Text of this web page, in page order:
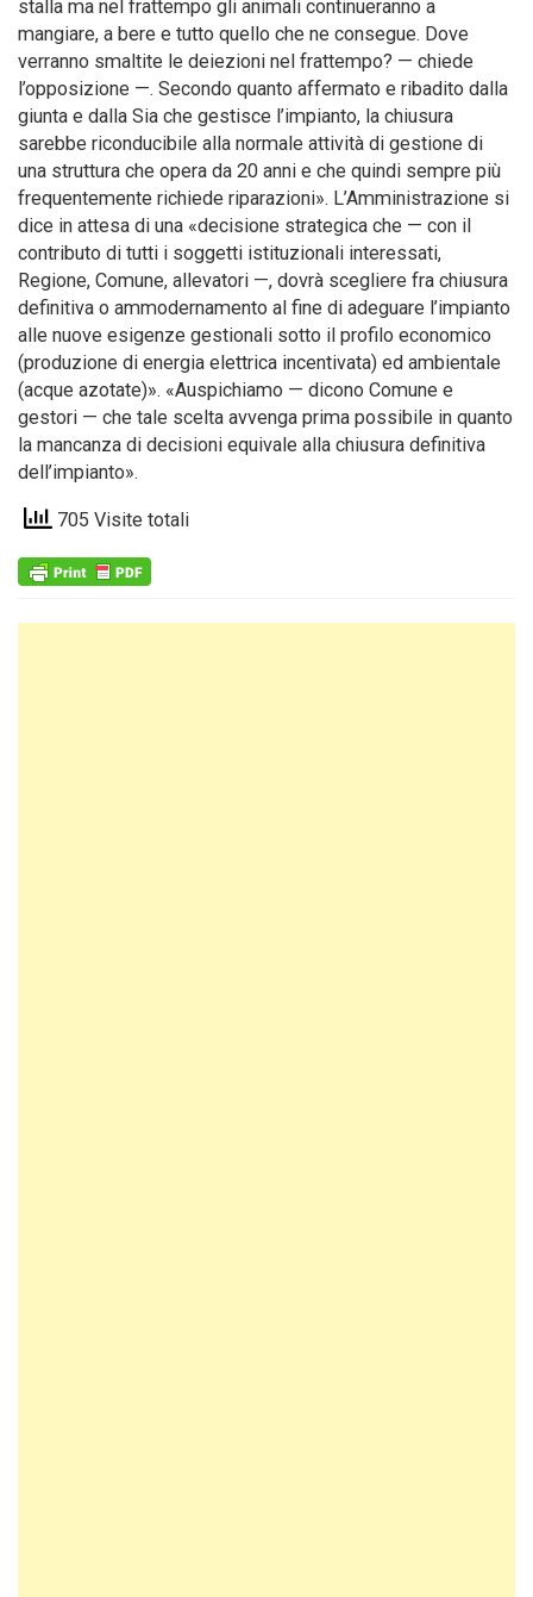
stalla ma nel frattempo gli animali continueranno a
mangiare, a bere e tutto quello che ne consegue. Dove
verranno smaltite le deiezioni nel frattempo? — chiede
l’opposizione —. Secondo quanto affermato e ribadito dalla
giunta e dalla Sia che gestisce l’impianto, la chiusura
sarebbe riconducibile alla normale attività di gestione di
una struttura che opera da 20 anni e che quindi sempre più
frequentemente richiede riparazioni». L’Amministrazione si
dice in attesa di una «decisione strategica che — con il
contributo di tutti i soggetti istituzionali interessati,
Regione, Comune, allevatori —, dovrà scegliere fra chiusura
definitiva o ammodernamento al fine di adeguare l’impianto
alle nuove esigenze gestionali sotto il profilo economico
(produzione di energia elettrica incentivata) ed ambientale
(acque azotate)». «Auspichiamo — dicono Comune e
gestori — che tale scelta avvenga prima possibile in quanto
la mancanza di decisioni equivale alla chiusura definitiva
dell’impianto».
705 Visite totali